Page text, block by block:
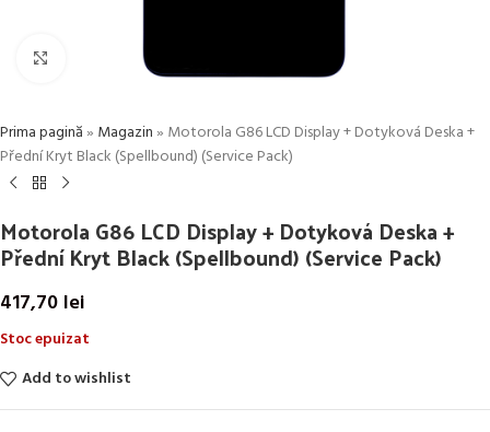
Click to enlarge
Prima pagină» Magazin» Motorola G86 LCD Display + Dotyková Deska +
Přední Kryt Black (Spellbound) (Service Pack)
Motorola G86 LCD Display + Dotyková Deska +
Přední Kryt Black (Spellbound) (Service Pack)
417,70 lei
Stoc epuizat
Add to wishlist